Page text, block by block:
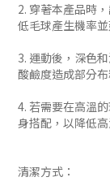
2. 穿著本產品時
低毛球產生機率
3. 運動後，深色
酸鹼度造成部分
4. 若需要在高溫
身搭配，以降低
清潔方式：